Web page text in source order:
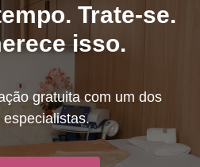
Trate-se.
isso.
gratuita com um dos
especialistas.